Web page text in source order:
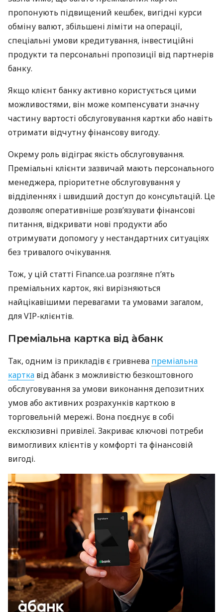
пропонують підвищений кешбек, вигідні курси
обміну валют, збільшені ліміти на операції,
спеціальні умови кредитування, інвестиційні
продукти та персональні пропозиції від партнерів
банку.
Якщо клієнт банку активно користується цими
можливостями, він може компенсувати значну
частину вартості обслуговування картки або навіть
отримати відчутну фінансову вигоду.
Окрему роль відіграє якість обслуговування.
Преміальні клієнти зазвичай мають персонального
менеджера, пріоритетне обслуговування у
відділеннях і швидший доступ до консультацій. Це
дозволяє оперативніше розв’язувати фінансові
питання, відкривати нові продукти або
отримувати допомогу у нестандартних ситуаціях
без тривалого очікування.
Тож, у цій статті Finance.ua розгляне п’ять
преміальних карток, які вирізняються
найцікавішими перевагами та умовами загалом,
для VIP-клієнтів.
Преміальна картка від àбанк
Так, одним із прикладів є гривнева преміальна
картка від àбанк з можливістю безкоштовного
обслуговування за умови виконання депозитних
умов або активних розрахунків карткою в
торговельній мережі. Вона поєднує в собі
ексклюзивні привілеї. Закриває ключові потреби
вимогливих клієнтів у комфорті та фінансовій
вигоді.